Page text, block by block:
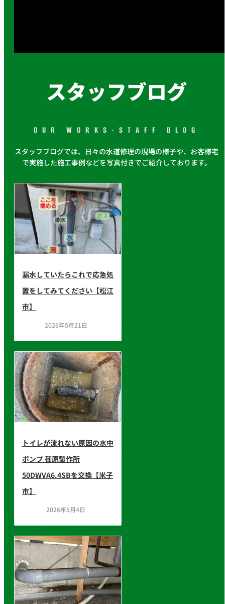
スタッフブログ
OUR WORKS-STAFF BLOG
スタッフブログでは、日々の水道修理の現場の様子や、お客様宅
で実施した施工事例などを写真付きでご紹介しております。
漏水していたらこれで応急処
置をしてみてください【松江
市】
2026年5月21日
トイレが流れない原因の水中
ポンプ 荏原製作所
50DWVA6.4SBを交換【米子
市】
2026年5月4日